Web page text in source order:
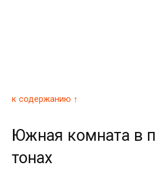
к содержанию ↑
Южная комната в
тонах